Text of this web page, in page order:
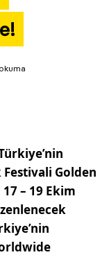
Festivali Golden
– 19 Ekim